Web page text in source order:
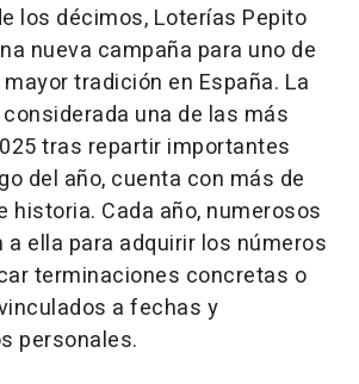
los décimos, Loterías Pepito
nueva campaña para uno de
tradición en España. La
una de las más
tras repartir importantes
del año, cuenta con más de
historia. Cada año, numerosos
ella para adquirir los números
terminaciones concretas o
a fechas y
personales.